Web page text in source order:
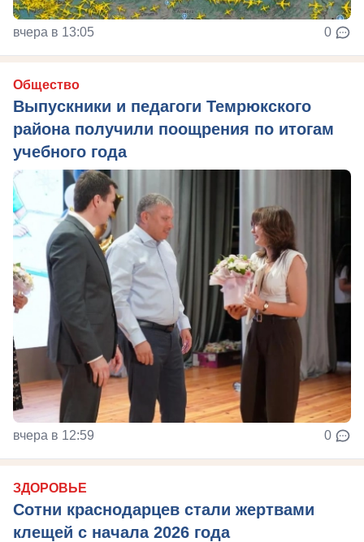
вчера в 13:05 0
Общество
Выпускники и педагоги Темрюкского
района получили поощрения по итогам
учебного года
вчера в 12:59 0
ЗДОРОВЬЕ
Сотни краснодарцев стали жертвами
клещей с начала 2026 года